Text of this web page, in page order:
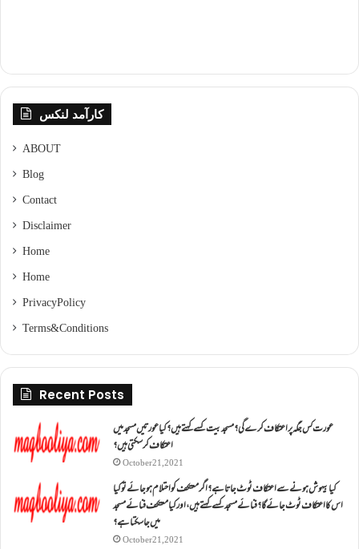
کارآمد لنکس
ABOUT
Blog
Contact
Disclaimer
Home
Home
Privacy Policy
Terms & Conditions
Recent Posts
عورت کس جگہ پر اعتکاف کرے گی؟مسجد بیت کسے کہتے ہیں؟کیا عورتیں مسجد میں
اعتکاف کر سکتی ہیں؟
October 21, 2021
کیا بیہوش ہونے سے اعتکاف ٹوٹ جاتا ہے؟ اگر معتکف کو احتلام ہو جائے تو کیا
اس کا اعتکاف ٹوٹ جائے گا؟فنائے مسجد کسے کہتے ہیں ، اور کیا معتکف فنائے مسجد
میں جا سکتا ہے؟
October 21, 2021